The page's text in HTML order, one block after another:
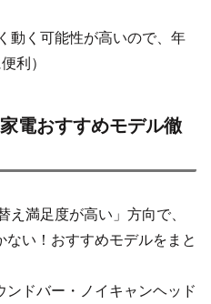
動く可能性が高いので、年
利）
電おすすめモデル徹
満足度が高い」方向で、
ない！おすすめモデルをまと
ドバー・ノイキャンヘッド